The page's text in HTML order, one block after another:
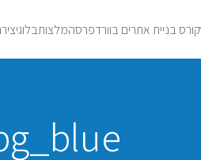
קורס בניית אתרים בוורדפרסהמלצותבלוג